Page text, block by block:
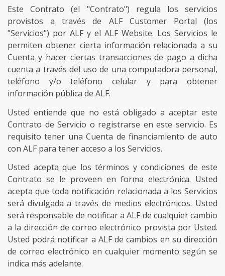
Este Contrato (el "Contrato") regula los servicios
provistos a través de ALF Customer Portal (los
"Servicios") por ALF y el ALF Website. Los Servicios le
permiten obtener cierta información relacionada a su
Cuenta y hacer ciertas transacciones de pago a dicha
cuenta a través del uso de una computadora personal,
teléfono y/o teléfono celular y para obtener
información pública de ALF.
Usted entiende que no está obligado a aceptar este
Contrato de Servicio o registrarse en este servicio. Es
requisito tener una Cuenta de financiamiento de auto
con ALF para tener acceso a los Servicios.
Usted acepta que los términos y condiciones de este
Contrato se le proveen en forma electrónica. Usted
acepta que toda notificación relacionada a los Servicios
será divulgada a través de medios electrónicos. Usted
será responsable de notificar a ALF de cualquier cambio
a la dirección de correo electrónico provista por Usted.
Usted podrá notificar a ALF de cambios en su dirección
de correo electrónico en cualquier momento según se
indica más adelante.